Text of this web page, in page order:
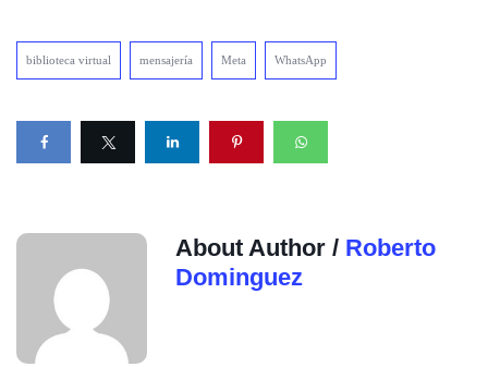
biblioteca virtual mensajería Meta WhatsApp
About Author / Roberto
Dominguez